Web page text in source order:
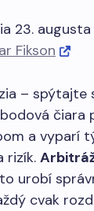
23.
Fikson
– spýtajte
čiara
a vyparí
rizík.
urobí
cvak